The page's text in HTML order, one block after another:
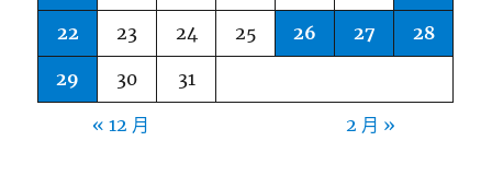
22 23 24 25 26 27 28
29 30 31
« 12 月 2 月 »